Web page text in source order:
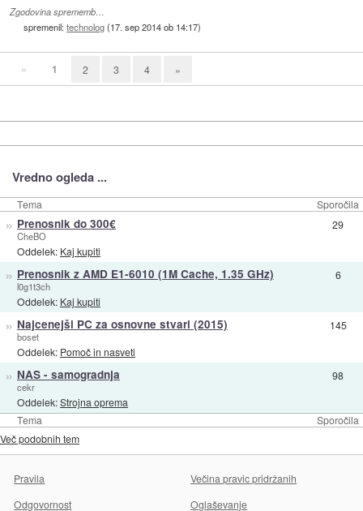
Zgodovina sprememb…
spremenil:technolog(17. sep 2014 ob 14:17)
« 1 2 3 4 »
Vredno ogleda ...
Tema Sporočila
Tema Sporočila
» Prenosnik do 300€
CheBO
Oddelek: Kaj kupiti
29
» Prenosnik z AMD E1-6010 (1M Cache, 1.35 GHz)
l0g1t3ch
Oddelek: Kaj kupiti
6
» Najcenejši PC za osnovne stvari (2015)
boset
Oddelek: Pomoč in nasveti
145
» NAS - samogradnja
cekr
Oddelek:Strojna oprema
98
Več podobnih tem
Pravila
Večina pravic pridržanih
Odgovornost
Oglaševanje